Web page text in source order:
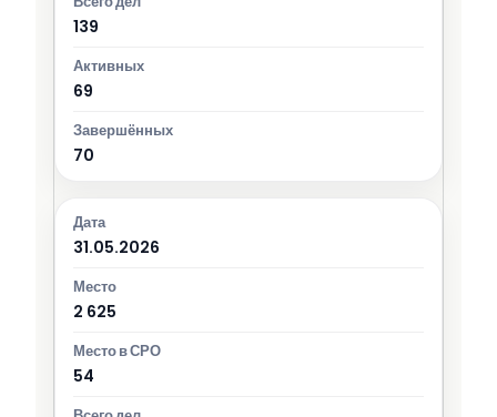
139
69
70
31.05.2026
2 625
54